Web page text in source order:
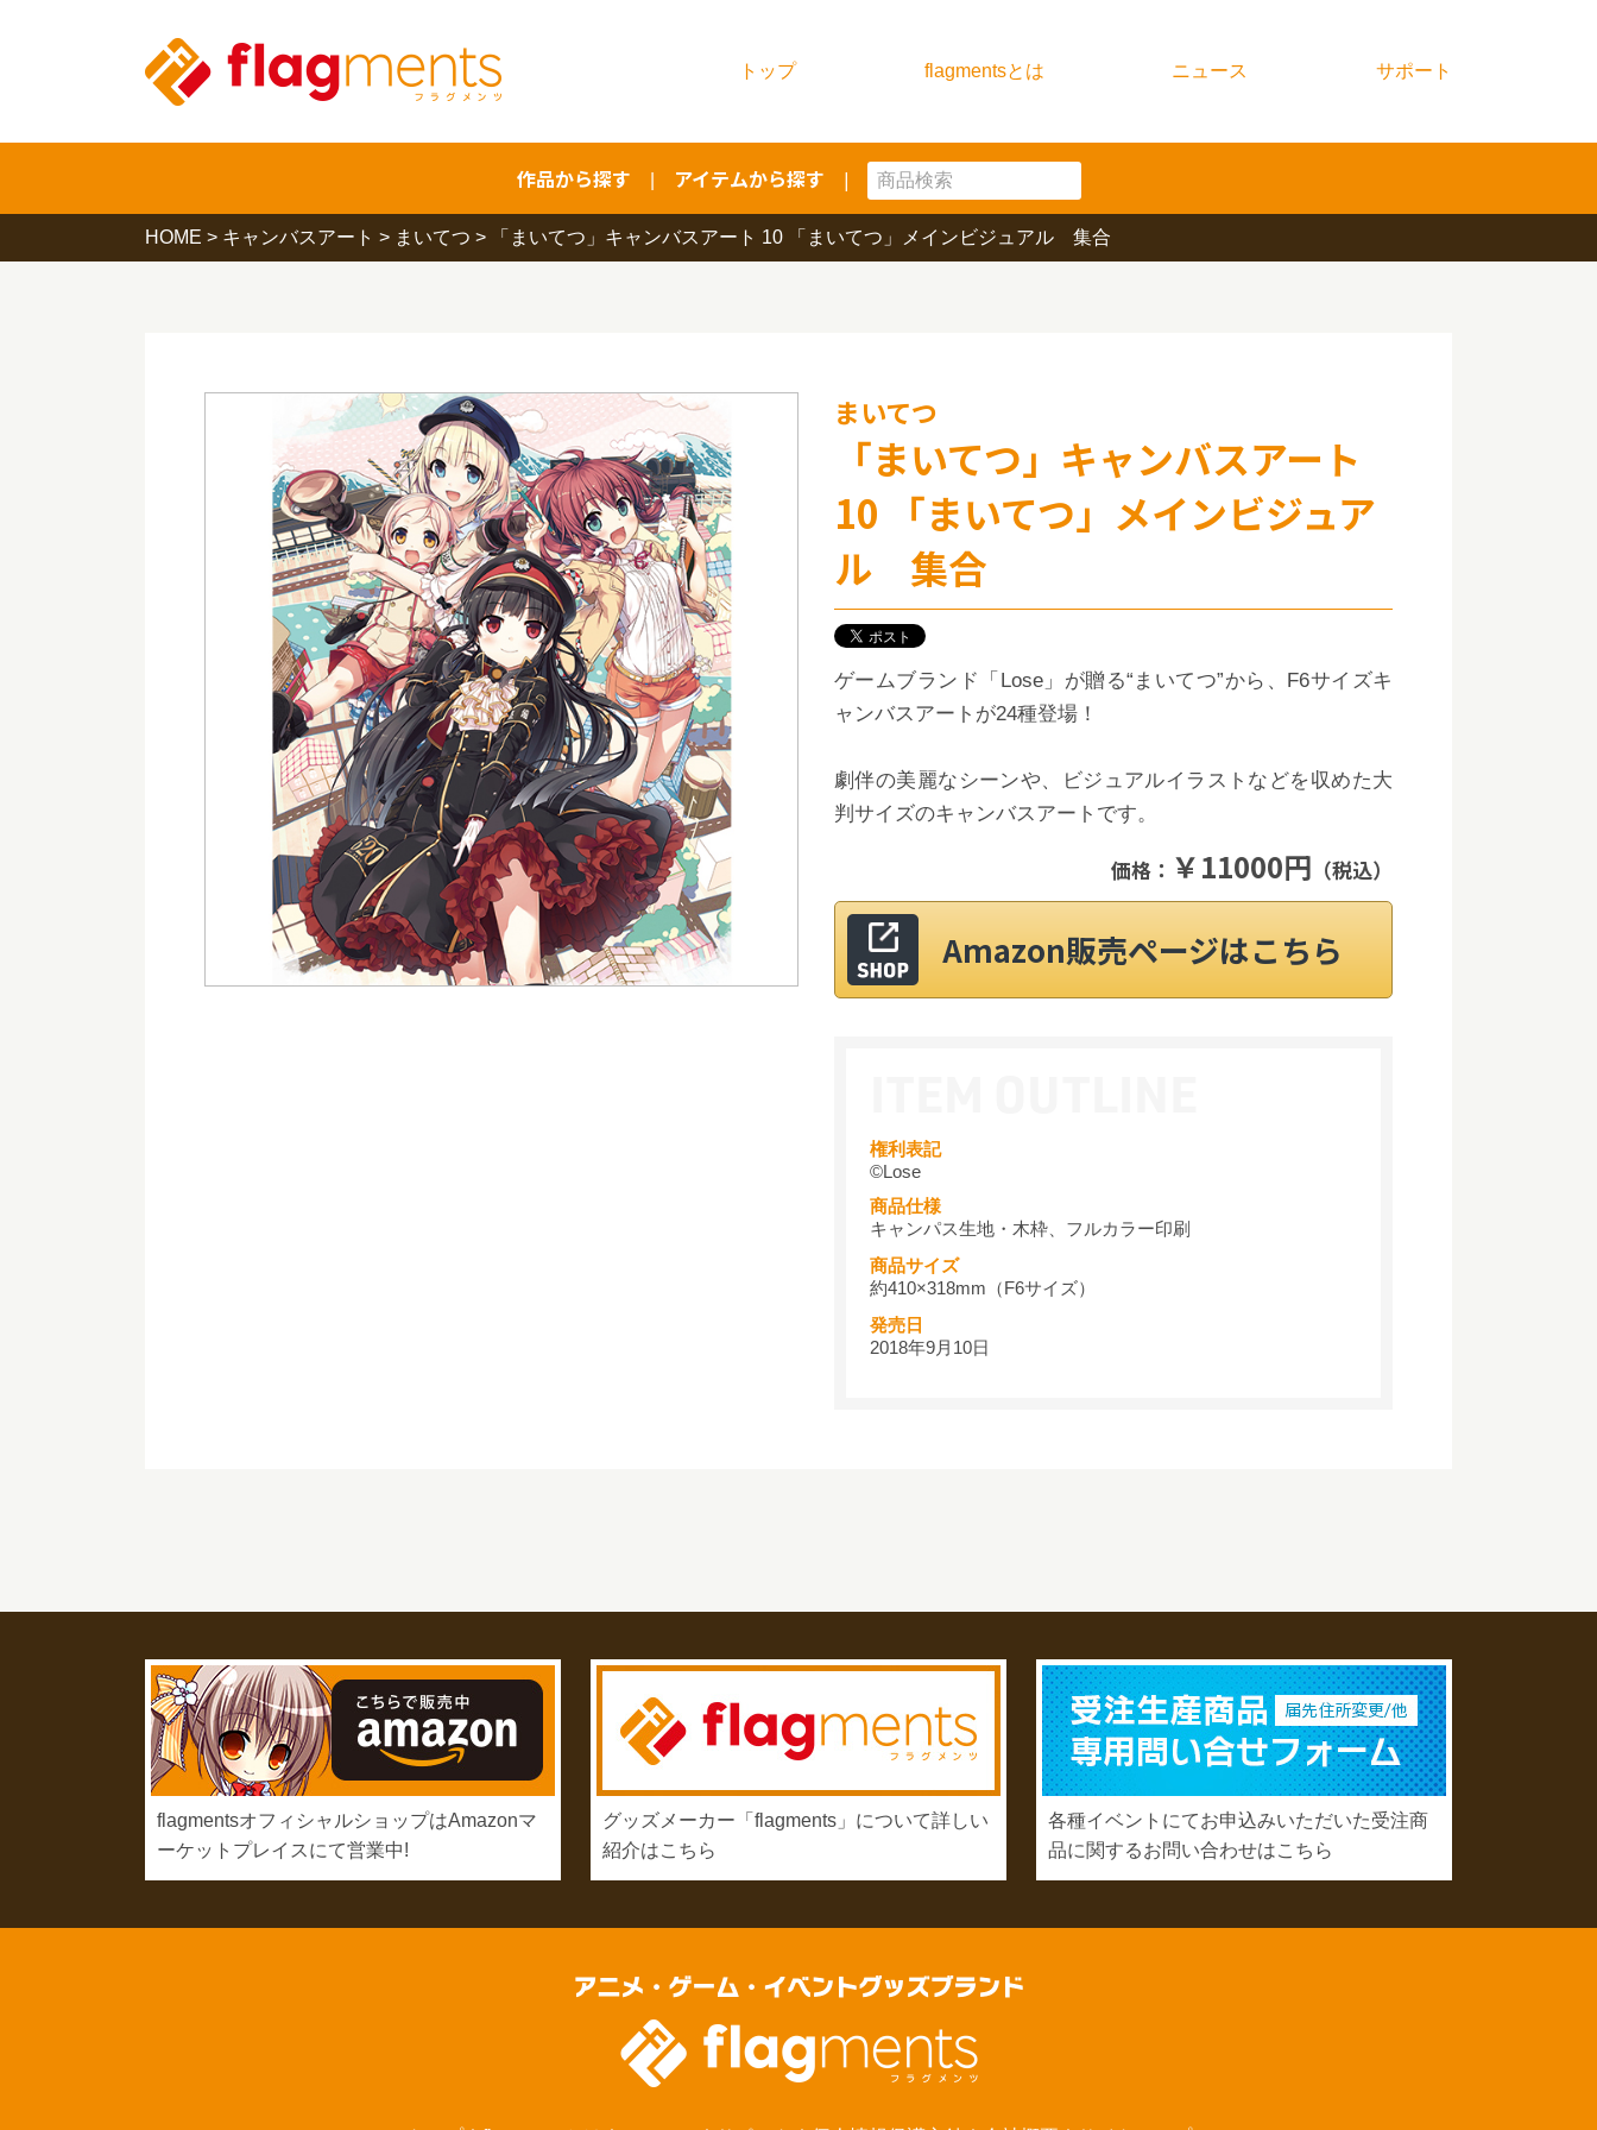
トップ flagmentsとは ニュース サポート
作品から探す アイテムから探す
HOME > キャンバスアート > まいてつ > 「まいてつ」キャンバスアート 10 「まいてつ」メインビジュアル 集合
まいてつ
「まいてつ」キャンバスアート
10 「まいてつ」メインビジュア
ル 集合
ゲームブランド「Lose」が贈る“まいてつ”から、F6サイズキ
ャンバスアートが24種登場！
劇伴の美麗なシーンや、ビジュアルイラストなどを収めた大
判サイズのキャンバスアートです。
価格： ￥11000円 （税込）
Amazon販売ページはこちら
権利表記
©Lose
商品仕様
キャンパス生地・木枠、フルカラー印刷
商品サイズ
約410×318mm（F6サイズ）
発売日
2018年9月10日
flagmentsオフィシャルショップはAmazonマ
ーケットプレイスにて営業中!
グッズメーカー「flagments」について詳しい
紹介はこちら
各種イベントにてお申込みいただいた受注商
品に関するお問い合わせはこちら